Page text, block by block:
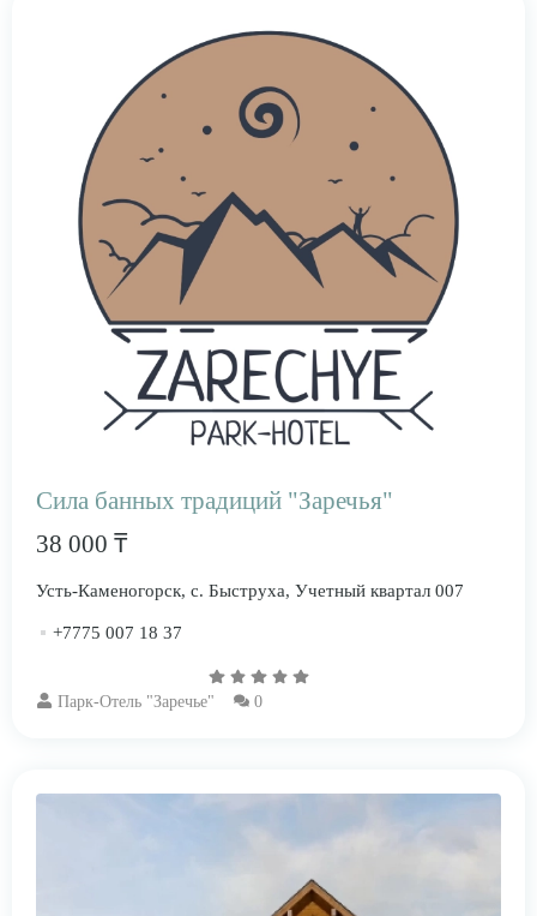
Сила банных традиций "Заречья"
38 000 ₸
Усть-Каменогорск, с. Быструха, Учетный квартал 007
+7775 007 18 37
Парк-Отель "Заречье" 0